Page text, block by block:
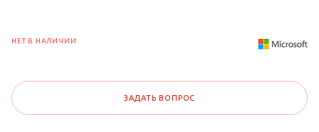
НЕТ В НАЛИЧИИ
ЗАДАТЬ ВОПРОС